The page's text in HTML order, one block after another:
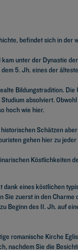
befindet sich in der
unter der Dynastie
5. Jh. eines der
Bildungstradition.
Studium absolviert.
hoch wie hier.
Schätzen
gehen hier zu
Köstlichkeiten
dank eines köstlichen
zuerst in den
Beginn des 11. Jh. auf
romanische Kirche
nachdem Sie die